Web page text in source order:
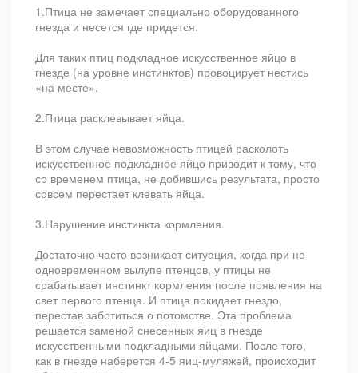
1.Птица не замечает специально оборудованного
гнезда и несется где придется.
Для таких птиц подкладное искусственное яйцо в
гнезде (на уровне инстинктов) провоцирует нестись
«на месте».
2.Птица расклевывает яйца.
В этом случае невозможность птицей расколоть
искусственное подкладное яйцо приводит к тому, что
со временем птица, не добившись результата, просто
совсем перестает клевать яйца.
3.Нарушение инстинкта кормления.
Достаточно часто возникает ситуация, когда при не
одновременном вылупе птенцов, у птицы не
срабатывает инстинкт кормления после появления на
свет первого птенца. И птица покидает гнездо,
перестав заботиться о потомстве. Эта проблема
решается заменой снесенных яиц в гнезде
искусственными подкладными яйцами. После того,
как в гнезде наберется 4-5 яиц-муляжей, происходит